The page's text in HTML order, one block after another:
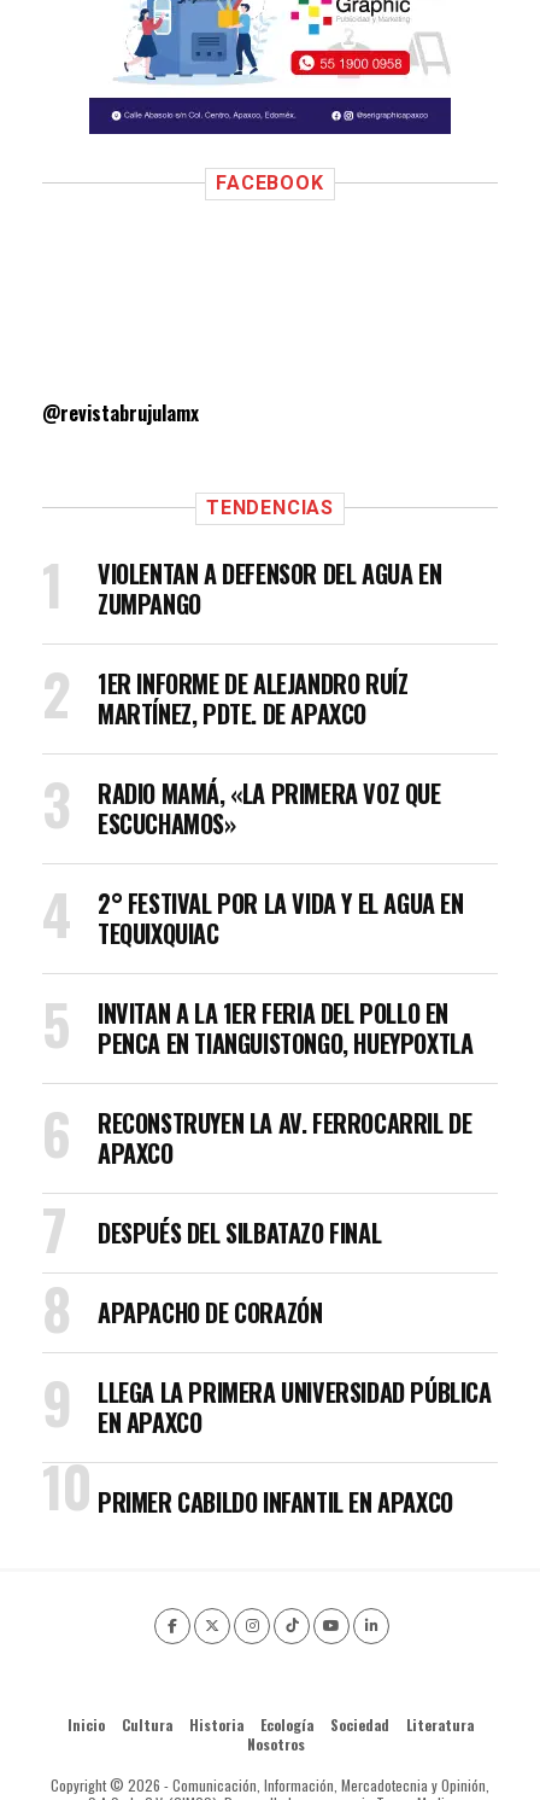
FACEBOOK
@revistabrujulamx
TENDENCIAS
VIOLENTAN A DEFENSOR DEL AGUA EN
ZUMPANGO
1ER INFORME DE ALEJANDRO RUÍZ
MARTÍNEZ, PDTE. DE APAXCO
RADIO MAMÁ, «LA PRIMERA VOZ QUE
ESCUCHAMOS»
2° FESTIVAL POR LA VIDA Y EL AGUA EN
TEQUIXQUIAC
INVITAN A LA 1ER FERIA DEL POLLO EN
PENCA EN TIANGUISTONGO, HUEYPOXTLA
RECONSTRUYEN LA AV. FERROCARRIL DE
APAXCO
DESPUÉS DEL SILBATAZO FINAL
APAPACHO DE CORAZÓN
LLEGA LA PRIMERA UNIVERSIDAD PÚBLICA
EN APAXCO
PRIMER CABILDO INFANTIL EN APAXCO
Inicio Cultura Historia Ecología Sociedad
Literatura
Nosotros
Copyright © 2026 - Comunicación, Información, Mercadotecnia y Opinión,